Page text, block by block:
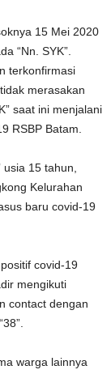
15 Mei 2020
“Nn. SYK”.
terkonfirmasi
merasakan
saat ini menjalani
RSBP Batam.
15 tahun,
Kelurahan
baru covid-19
covid-19
mengikuti
contact dengan
warga lainnya